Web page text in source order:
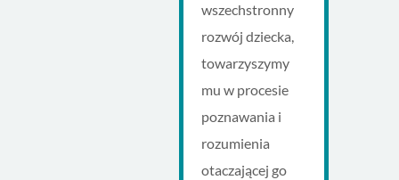
wszechstronny
rozwój dziecka,
towarzyszymy
mu w procesie
poznawania i
rozumienia
otaczającej go